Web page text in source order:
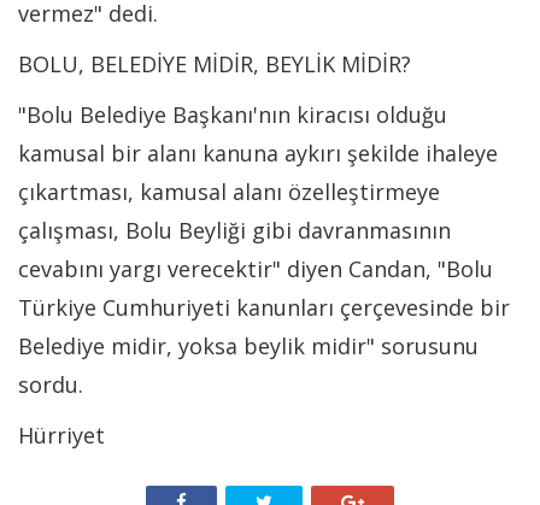
vermez" dedi.
BOLU, BELEDİYE MİDİR, BEYLİK MİDİR?
"Bolu Belediye Başkanı'nın kiracısı olduğu
kamusal bir alanı kanuna aykırı şekilde ihaleye
çıkartması, kamusal alanı özelleştirmeye
çalışması, Bolu Beyliği gibi davranmasının
cevabını yargı verecektir" diyen Candan, "Bolu
Türkiye Cumhuriyeti kanunları çerçevesinde bir
Belediye midir, yoksa beylik midir" sorusunu
sordu.
Hürriyet